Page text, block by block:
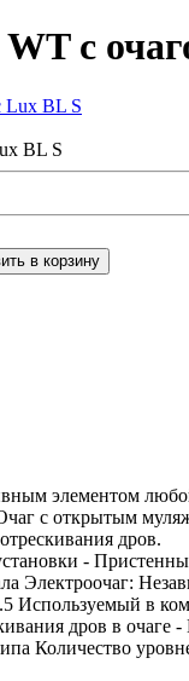
с
BL S
элементом
с открытым
дров.
-
Электроочаг:
в
дров в
Количество